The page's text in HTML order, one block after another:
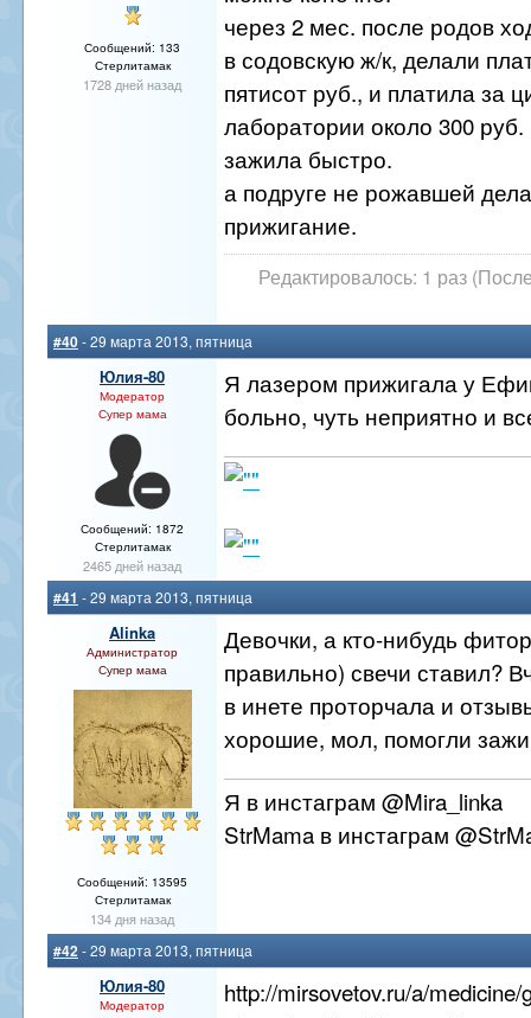
Сообщений: 133
Стерлитамак
1728 дней назад
через 2 мес. после родов
в содовскую ж/к, делали
пятисот руб., и платила за
лаборатории около 300 руб.
зажила быстро.
а подруге не рожавшей
прижигание.
Редактировалось: 1 раз
#40- 29 марта 2013, пятница
Юлия-80
Модератор
Супер мама
Сообщений: 1872
Стерлитамак
2465 дней назад
Я лазером прижигала у
больно, чуть неприятно и
#41 - 29 марта 2013, пятница
Alinka
Администратор
Супер мама
Сообщений: 13595
Стерлитамак
134 дня назад
Девочки, а кто-нибудь
правильно) свечи ставил?
в инете проторчала и
хорошие, мол, помогли
Я в инстаграм @Mira_linka
StrMama в инстаграм
#42 - 29 марта 2013, пятница
Юлия-80
Модератор
http://mirsovetov.ru/a/